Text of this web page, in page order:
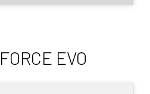
EVO